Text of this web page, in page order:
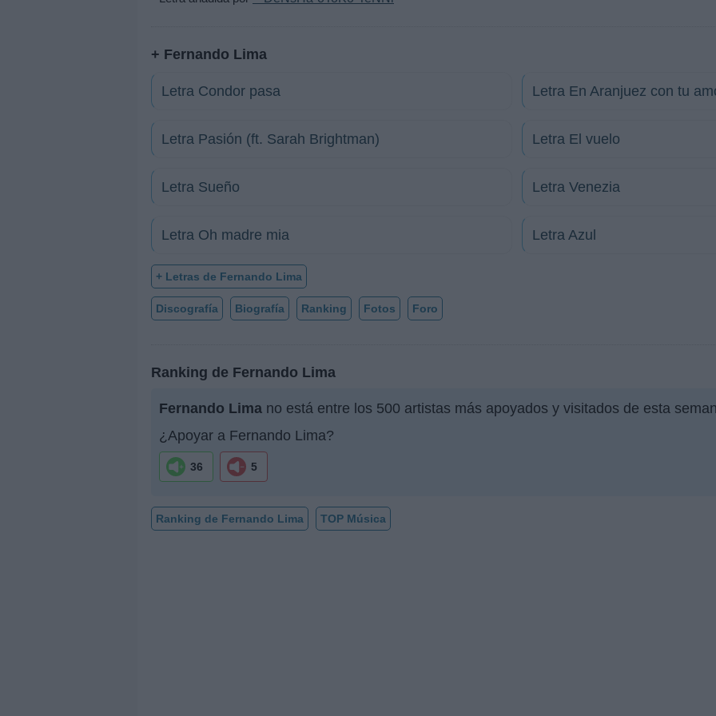
+ Fernando Lima
Letra Condor pasa Letra En Aranjuez con tu
Letra Pasión (ft. Sarah Brightman) Letra El vuelo
Letra Sueño Letra Venezia
Letra Oh madre mia Letra Azul
+ Letras de Fernando Lima
Discografía Biografía Ranking Fotos Foro
Ranking de Fernando Lima
Fernando Lima no está entre los 500 artistas más apoyados y visitados de esta
¿Apoyar a Fernando Lima?
36 5
Ranking de Fernando Lima TOP Música